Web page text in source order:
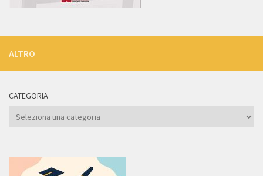
ALTRO
CATEGORIA
Categoria